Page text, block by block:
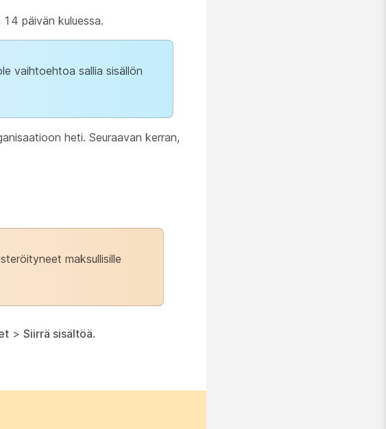
päivän kuluessa.
vaihtoehtoa sallia sisällön
heti. Seuraavan kerran,
maksullisille
> Siirrä sisältöä.